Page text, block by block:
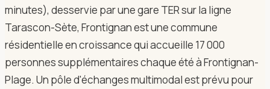
minutes), desservie par une gare TER sur la ligne
Tarascon-Sète, Frontignan est une commune
résidentielle en croissance qui accueille 17 000
personnes supplémentaires chaque été à Frontignan-
Plage. Un pôle d'échanges multimodal est prévu pour